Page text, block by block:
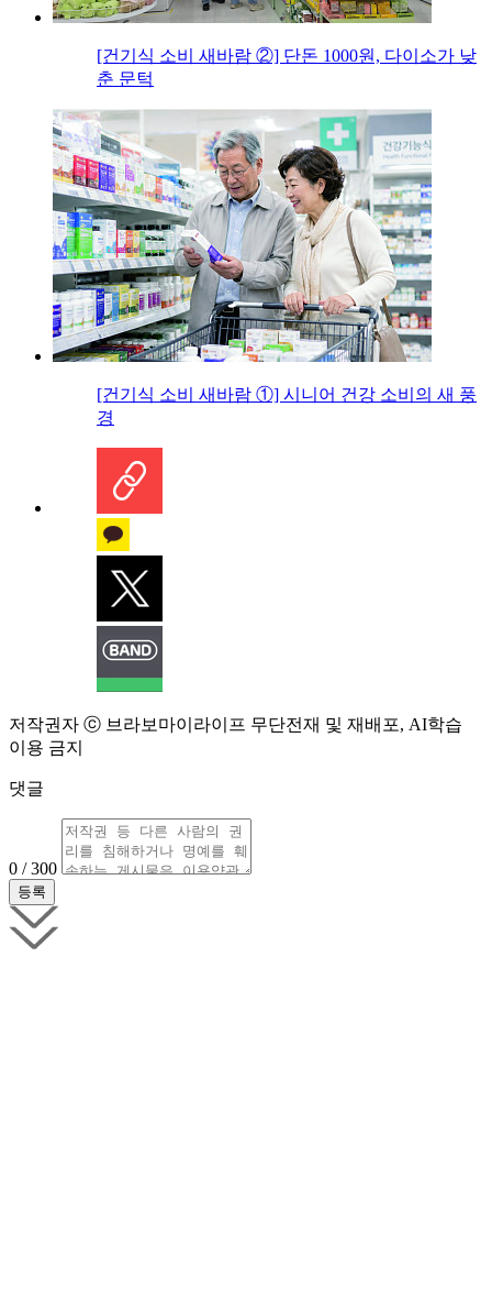
[건기식 소비 새바람 ②] 단돈 1000원, 다이소가 낮
춘 문턱
[건기식 소비 새바람 ①] 시니어 건강 소비의 새 풍
경
저작권자 ⓒ 브라보마이라이프 무단전재 및 재배포, AI학습
이용 금지
댓글
0 / 300